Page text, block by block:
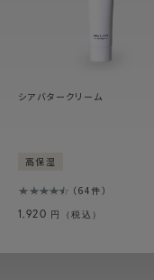
シアバタークリーム
高保湿
64件
1,920 円（税込）